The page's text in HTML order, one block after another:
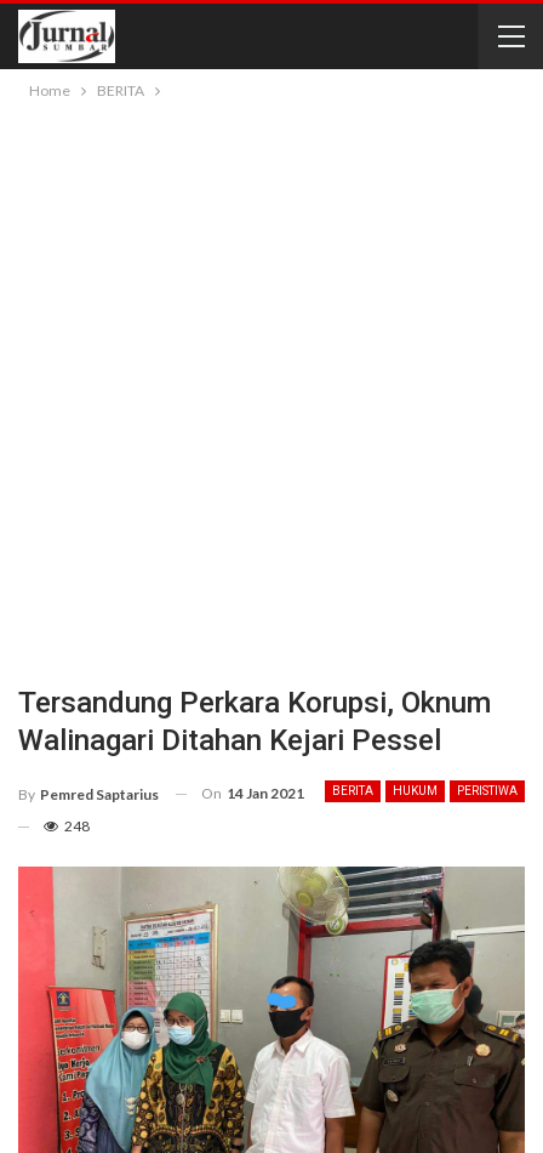
Home BERITA
Tersandung Perkara Korupsi, Oknum
Walinagari Ditahan Kejari Pessel
BERITA HUKUM PERISTIWA
By Pemred Saptarius On 14 Jan 2021
248